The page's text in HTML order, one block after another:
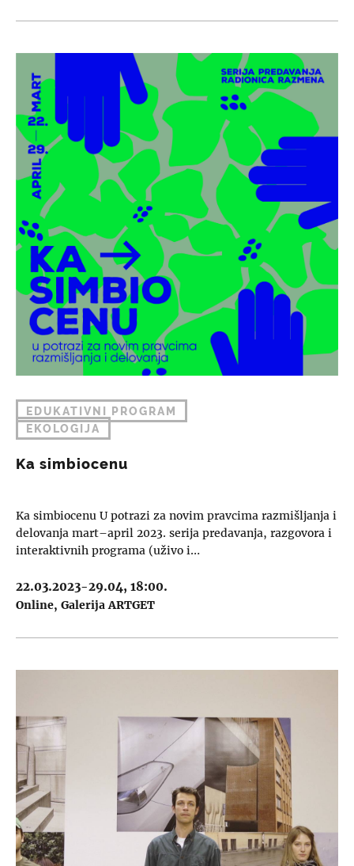
EDUKATIVNI PROGRAM
EKOLOGIJA
Ka simbiocenu
Ka simbiocenu U potrazi za novim pravcima razmišljanja i
delovanja mart–april 2023. serija predavanja, razgovora i
interaktivnih programa (uživo i…
22.03.2023-29.04, 18:00.
Online Galerija ARTGET